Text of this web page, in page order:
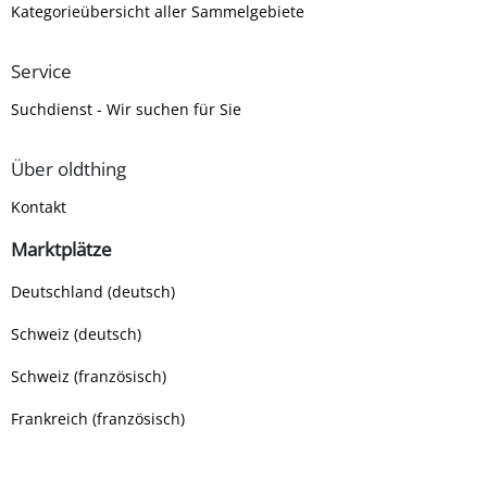
Kategorieübersicht aller Sammelgebiete
Service
Suchdienst - Wir suchen für Sie
Über oldthing
Kontakt
Marktplätze
Deutschland (deutsch)
Schweiz (deutsch)
Schweiz (französisch)
Frankreich (französisch)